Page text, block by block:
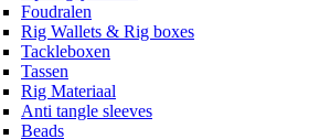
Foudralen
Rig Wallets & Rig boxes
Tackleboxen
Tassen
Rig Materiaal
Anti tangle sleeves
Beads